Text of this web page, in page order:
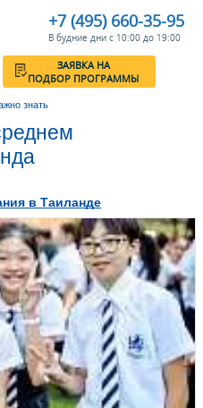
+7 (495) 660-35-95
В будние дни с 10:00 до 19:00
ЗАЯВКА НА
ПОДБОР ПРОГРАММЫ
знать
в Таиланде